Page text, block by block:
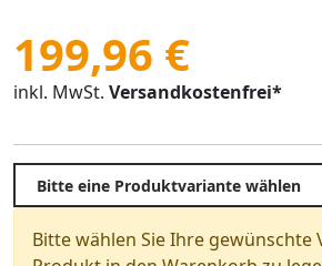
199,96 €
inkl. MwSt. Versandkostenfrei*
Bitte wählen Sie Ihre gewünschte